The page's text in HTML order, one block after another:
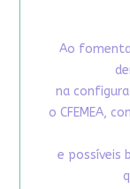
Ao
na
o CFEMEA,
e possíveis